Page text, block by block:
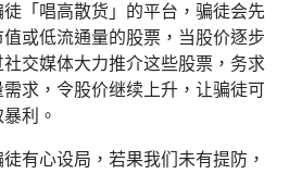
「唱高散货」的平台，骗徒会先
或低流通量的股票，当股价逐步
交媒体大力推介这些股票，务求
求，令股价继续上升，让骗徒可
利。
有心设局，若果我们未有提防，